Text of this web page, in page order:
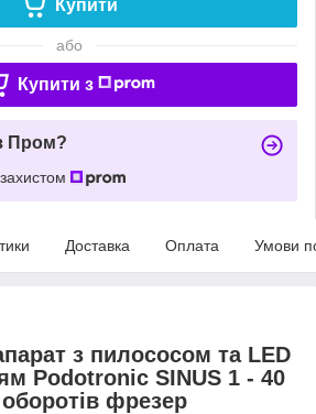
Купити
або
Купити з
Пром?
Доставка Оплата Умови
з пилососом та LED
Podotronic SINUS 1 - 40
фрезер